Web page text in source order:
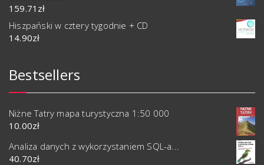
159.71 zł
Hiszpański w cztery tygodnie + CD
14.90zł
Bestsellers
Niżne Tatry mapa turystyczna 1:50 000
10.00zł
Analiza danych z wykorzystaniem SQL-a...
40.70zł